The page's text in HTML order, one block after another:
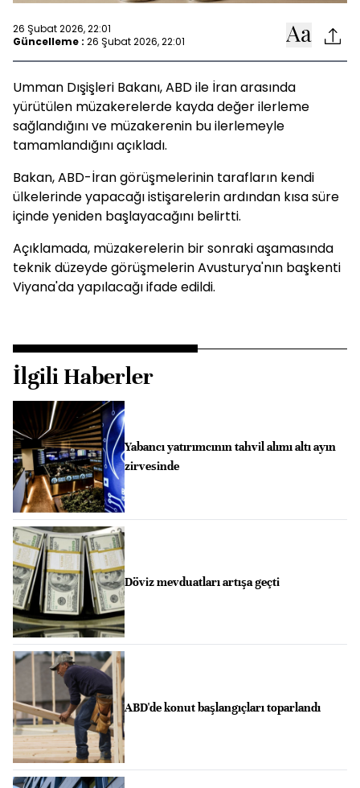
26 Şubat 2026, 22:01
Güncelleme : 26 Şubat 2026, 22:01
Umman Dışişleri Bakanı, ABD ile İran arasında
yürütülen müzakerelerde kayda değer ilerleme
sağlandığını ve müzakerenin bu ilerlemeyle
tamamlandığını açıkladı.
Bakan, ABD-İran görüşmelerinin tarafların kendi
ülkelerinde yapacağı istişarelerin ardından kısa süre
içinde yeniden başlayacağını belirtti.
Açıklamada, müzakerelerin bir sonraki aşamasında
teknik düzeyde görüşmelerin Avusturya'nın başkenti
Viyana'da yapılacağı ifade edildi.
İlgili Haberler
Yabancı yatırımcının tahvil alımı altı ayın
zirvesinde
Döviz mevduatları artışa geçti
ABD'de konut başlangıçları toparlandı